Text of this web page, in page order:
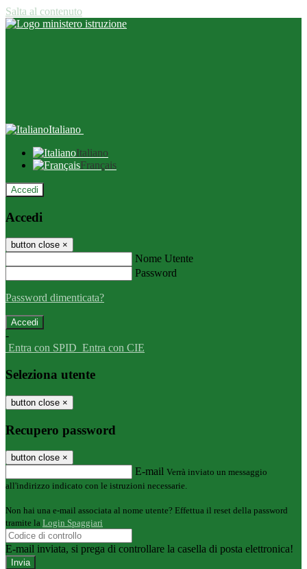
Salta al contenuto
Italiano
Italiano
Français
Accedi
Accedi
button close ×
Nome Utente
Password
Password dimenticata?
-
Entra con SPID Entra con CIE
Seleziona utente
button close ×
Recupero password
button close ×
E-mail Verrà inviato un messaggio
all'indirizzo indicato con le istruzioni necessarie.
Non hai una e-mail associata al nome utente? Effettua il reset della password
tramite la Login Spaggiari
E-mail inviata, si prega di controllare la casella di posta elettronica!